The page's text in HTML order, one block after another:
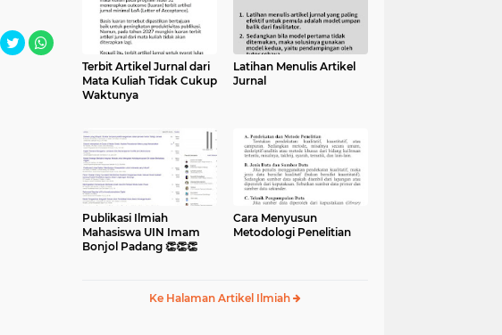
Terbit Artikel Jurnal dari
Mata Kuliah Tidak Cukup
Waktunya
Latihan Menulis Artikel
Jurnal
Publikasi Ilmiah
Mahasiswa UIN Imam
Bonjol Padang 👏👏👏
Cara Menyusun
Metodologi Penelitian
Ke Halaman Artikel Ilmiah